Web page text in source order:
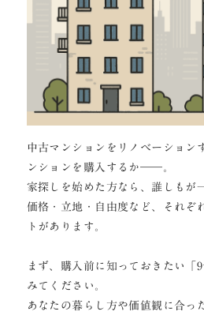
中古マンションをリノベーション
ンションを購入するか――。
家探しを始めた方なら、誰しもが
価格・立地・自由度など、それぞ
トがあります。
まず、購入前に知っておきたい「
みてください。
あなたの暮らし方や価値観に合っ